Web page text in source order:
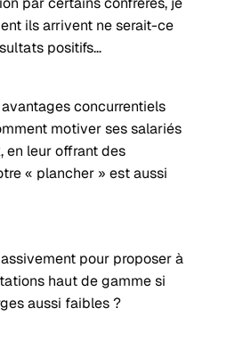
ils arrivent ne serait-ce
positifs…
concurrentiels
motiver ses salariés
en leur offrant des
« plancher » est aussi
pour proposer à
haut de gamme si
aussi faibles ?